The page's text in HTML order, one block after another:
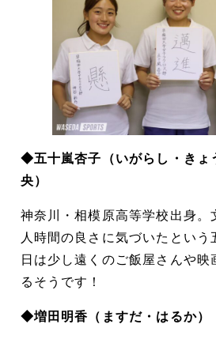
◆五十嵐杏子（いがらし・きょ
央）
神奈川・相模原高等学校出身。
人時間の良さに気づいたとい
日は少し遠くのご飯屋さんや映
るそうです！
◆増田明香（ますだ・はるか）